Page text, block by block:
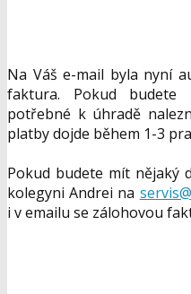
Na Váš e-mail byla nyní
faktura. Pokud budete
potřebné k úhradě
platby dojde během 1-3
Pokud budete mít nějaký
kolegyni Andrei na
i v emailu se zálohovou